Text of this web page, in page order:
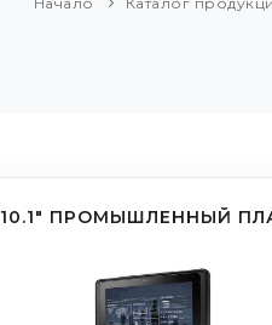
10.1" ПРОМЫШЛЕННЫЙ